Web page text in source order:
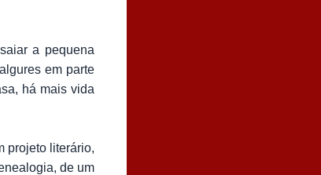
a pequena
em parte
há mais vida
projeto literário,
de um